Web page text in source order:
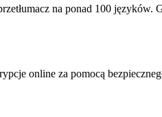
na ponad 100
online za pomocą